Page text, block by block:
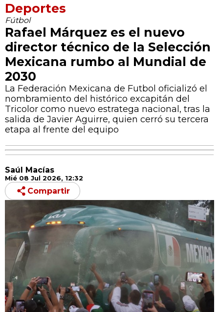
Deportes
Fútbol
Rafael Márquez es el nuevo
director técnico de la Selección
Mexicana rumbo al Mundial de
2030
La Federación Mexicana de Futbol oficializó el
nombramiento del histórico excapitán del
Tricolor como nuevo estratega nacional, tras la
salida de Javier Aguirre, quien cerró su tercera
etapa al frente del equipo
Saúl Macías
Mié 08 Jul 2026, 12:32
Compartir